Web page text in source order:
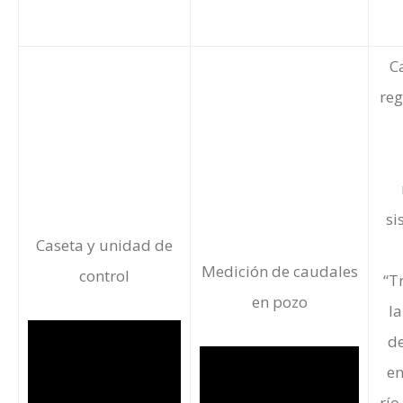
Caseta y unidad de
control
Medición de caudales
en pozo